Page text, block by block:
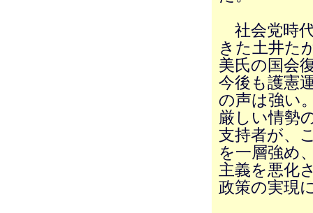
社会党時
きた土井た
美氏の国会
今後も護憲
の声は強い
厳しい情勢
支持者が、
を一層強め
主義を悪化
政策の実現